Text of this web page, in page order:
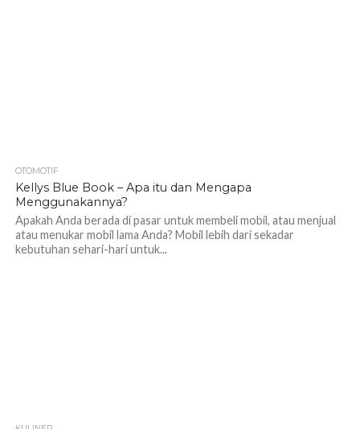
OTOMOTIF
Kellys Blue Book – Apa itu dan Mengapa
Menggunakannya?
Apakah Anda berada di pasar untuk membeli mobil, atau menjual
atau menukar mobil lama Anda? Mobil lebih dari sekadar
kebutuhan sehari-hari untuk...